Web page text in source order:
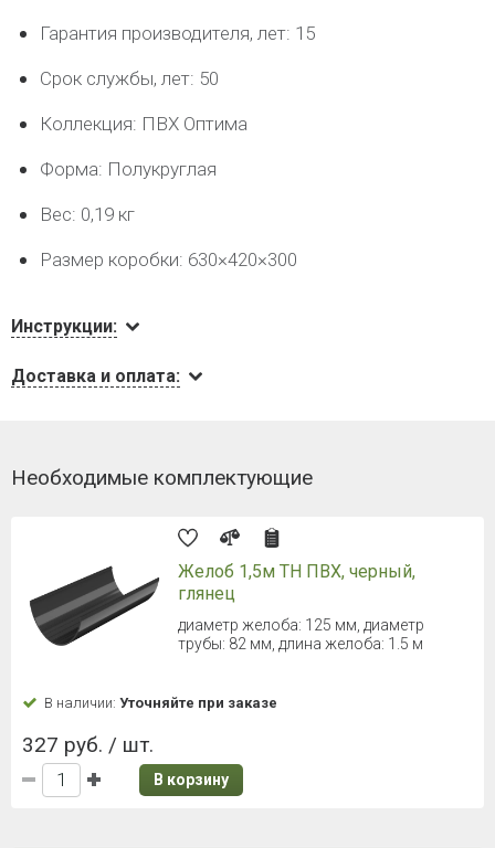
Гарантия производителя, лет: 15
Срок службы, лет: 50
Коллекция: ПВХ Оптима
Форма: Полукруглая
Вес: 0,19 кг
Размер коробки: 630×420×300
Инструкции:
Доставка и оплата:
Необходимые комплектующие
Желоб 1,5м ТН ПВХ, черный,
глянец
диаметр желоба: 125 мм, диаметр
трубы: 82 мм, длина желоба: 1.5 м
В наличии: Уточняйте при заказе
327 руб. / шт.
В корзину